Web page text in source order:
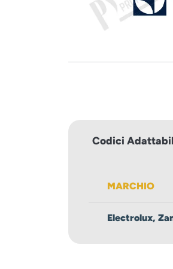
Codici
MARCHIO
Electrolux,